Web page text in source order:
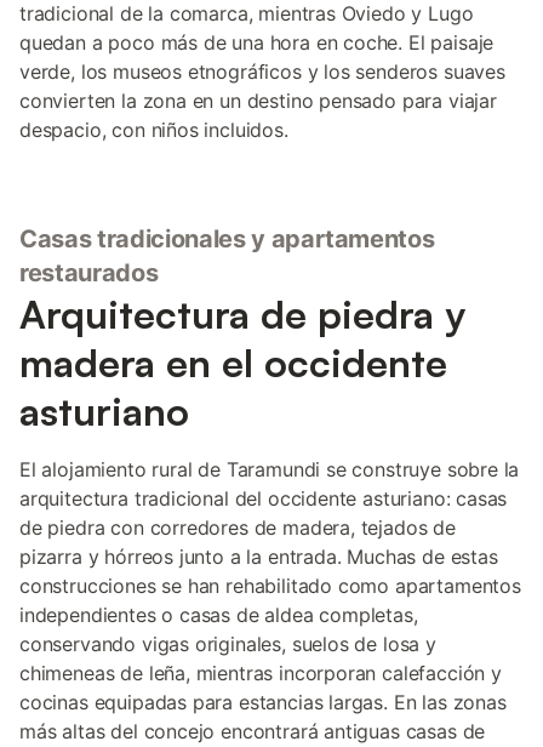
tradicional de la comarca, mientras Oviedo y Lugo
quedan a poco más de una hora en coche. El paisaje
verde, los museos etnográficos y los senderos suaves
convierten la zona en un destino pensado para viajar
despacio, con niños incluidos.
Casas tradicionales y apartamentos
restaurados
Arquitectura de piedra y
madera en el occidente
asturiano
El alojamiento rural de Taramundi se construye sobre la
arquitectura tradicional del occidente asturiano: casas
de piedra con corredores de madera, tejados de
pizarra y hórreos junto a la entrada. Muchas de estas
construcciones se han rehabilitado como apartamentos
independientes o casas de aldea completas,
conservando vigas originales, suelos de losa y
chimeneas de leña, mientras incorporan calefacción y
cocinas equipadas para estancias largas. En las zonas
más altas del concejo encontrará antiguas casas de